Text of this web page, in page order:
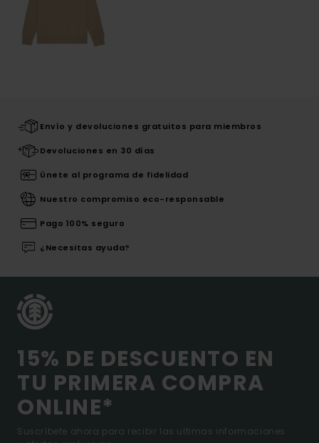
Envío y devoluciones gratuitos para miembros
Devoluciones en 30 días
Únete al programa de fidelidad
Nuestro compromiso eco-responsable
Pago 100% seguro
¿Necesitas ayuda?
15% DE DESCUENTO EN
TU PRIMERA COMPRA
ONLINE*
Suscríbete ahora para recibir las ultimas informaciones